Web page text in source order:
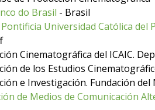
do Brasil - Brasil
Universidad Católica del
Cinematográfica del ICAIC.
de los Estudios
e Investigación. Fundación
de Medios de Comunicación